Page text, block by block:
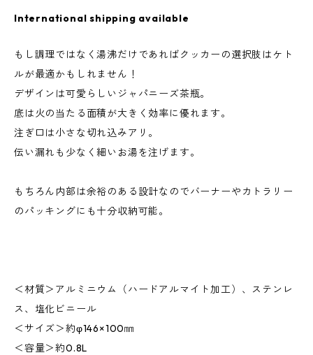
International shipping available
もし調理ではなく湯沸だけであればクッカーの選択肢はケト
ルが最適かもしれません！
デザインは可愛らしいジャパニーズ茶瓶。
底は火の当たる面積が大きく効率に優れます。
注ぎ口は小さな切れ込みアリ。
伝い漏れも少なく細いお湯を注げます。
もちろん内部は余裕のある設計なのでバーナーやカトラリー
のパッキングにも十分収納可能。
＜材質＞アルミニウム（ハードアルマイト加工）、ステンレ
ス、塩化ビニール
＜サイズ＞約φ146×100㎜
＜容量＞約0.8L